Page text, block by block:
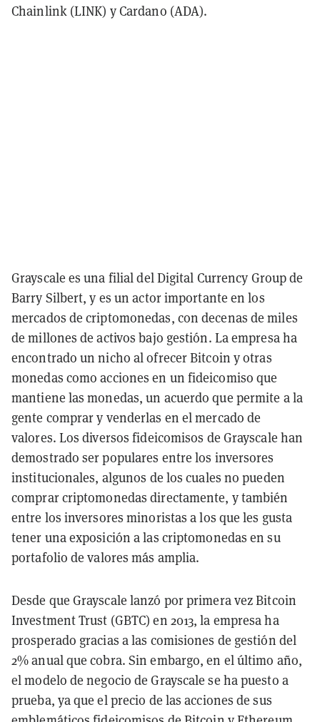
Chainlink (LINK) y Cardano (ADA).
Grayscale es una filial del Digital Currency Group de
Barry Silbert, y es un actor importante en los
mercados de criptomonedas, con decenas de miles
de millones de activos bajo gestión. La empresa ha
encontrado un nicho al ofrecer Bitcoin y otras
monedas como acciones en un fideicomiso que
mantiene las monedas, un acuerdo que permite a la
gente comprar y venderlas en el mercado de
valores. Los diversos fideicomisos de Grayscale han
demostrado ser populares entre los inversores
institucionales, algunos de los cuales no pueden
comprar criptomonedas directamente, y también
entre los inversores minoristas a los que les gusta
tener una exposición a las criptomonedas en su
portafolio de valores más amplia.
Desde que Grayscale lanzó por primera vez Bitcoin
Investment Trust (GBTC) en 2013, la empresa ha
prosperado gracias a las comisiones de gestión del
2% anual que cobra. Sin embargo, en el último año,
el modelo de negocio de Grayscale se ha puesto a
prueba, ya que el precio de las acciones de sus